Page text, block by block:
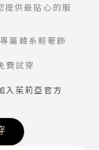
提供最貼心的服
屬韓系輕奢飾
費試穿
入茱莉亞官方